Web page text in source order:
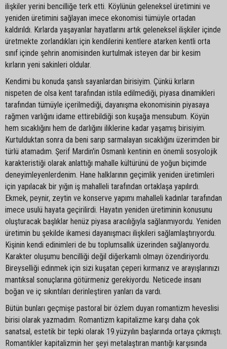
ilişkiler yerini bencilliğe terk etti. Köylünün geleneksel üretimini ve
yeniden üretimini sağlayan imece ekonomisi tümüyle ortadan
kaldırıldı. Kırlarda yaşayanlar hayatlarını artık geleneksel ilişkiler içinde
üretmekte zorlandıkları için kendilerini kentlere atarken kentli orta
sınıf içinde şehrin anomisinden kurtulmak isteyen dar bir kesim
kırların yeni sakinleri oldular.
Kendimi bu konuda şanslı sayanlardan birisiyim. Çünkü kırların
nispeten de olsa kent tarafından istila edilmediği, piyasa dinamikleri
tarafından tümüyle içerilmediği, dayanışma ekonomisinin piyasaya
rağmen varlığını idame ettirebildiği son kuşağa mensubum. Köyün
hem sıcaklığını hem de darlığını iliklerine kadar yaşamış birisiyim.
Kurtulduktan sonra da beni sarıp sarmalayan sıcaklığını üzerimden bir
türlü atamadım. Şerif Mardin'in Osmanlı kentinin en önemli sosyolojik
karakteristiği olarak anlattığı mahalle kültürünü de yoğun biçimde
deneyimleyenlerdenim. Hane halklarının geçimlik yeniden üretimleri
için yapılacak bir yığın iş mahalleli tarafından ortaklaşa yapılırdı.
Ekmek, peynir, zeytin ve konserve yapımı mahalleli kadınlar tarafından
imece usulü hayata geçirilirdi. Hayatın yeniden üretiminin konusunu
oluşturacak başlıklar henüz piyasa aracılığıyla sağlanmıyordu. Yeniden
üretimin bu şekilde ikamesi dayanışmacı ilişkileri sağlamlaştırıyordu.
Kişinin kendi edinimleri de bu toplumsallık üzerinden sağlanıyordu.
Karakter oluşumu bencilliği değil diğerkamlı olmayı özendiriyordu.
Bireyselliği edinmek için sizi kuşatan çeperi kırmanız ve arayışlarınızı
mantıksal sonuçlarına götürmeniz gerekiyordu. Neticede insanı
boğan ve iç sıkıntıları derinleştiren yanları da vardı.
Bütün bunları geçmişe pastoral bir özlem duyan romantizm heveslisi
birisi olarak yazmadım. Romantizm kapitalizme karşı daha çok
sanatsal, estetik bir tepki olarak 19.yüzyılın başlarında ortaya çıkmıştı.
Romantikler kapitalizmin her şeyi metalaştıran mantığı karşısında